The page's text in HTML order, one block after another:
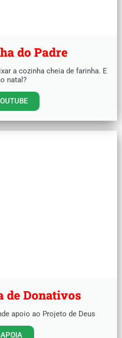
do Padre
a cozinha cheia de farinha. E
natal?
de Donativos
apoio ao Projeto de Deus
APOIA